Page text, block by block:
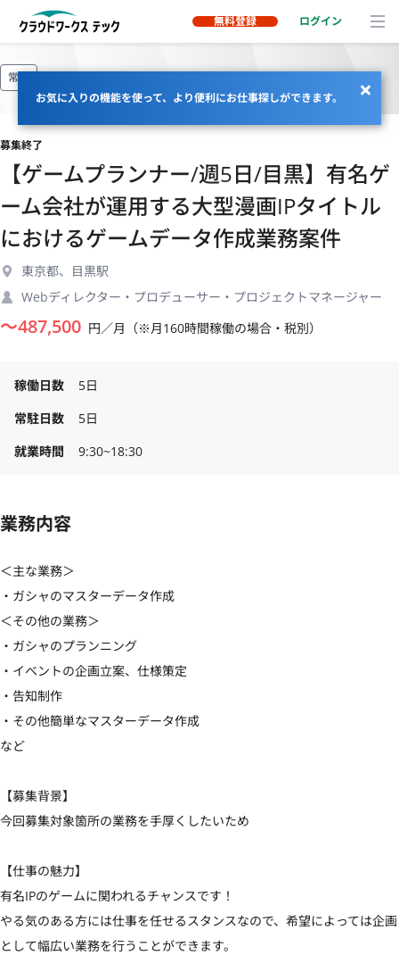
無料登録 ログイン
お気に入りの機能を使って、より便利にお仕事探しができます。
常駐
募集終了
【ゲームプランナー/週5日/目黒】有名ゲ
ーム会社が運用する大型漫画IPタイトル
におけるゲームデータ作成業務案件
東京都、目黒駅
Webディレクター・プロデューサー・プロジェクトマネージャー
〜487,500 円／月（※月160時間稼働の場合・税別）
稼働日数
5日
常駐日数
5日
就業時間
9:30~18:30
業務内容
＜主な業務＞
・ガシャのマスターデータ作成
＜その他の業務＞
・ガシャのプランニング
・イベントの企画立案、仕様策定
・告知制作
・その他簡単なマスターデータ作成
など
【募集背景】
今回募集対象箇所の業務を手厚くしたいため
【仕事の魅力】
有名IPのゲームに関われるチャンスです！
やる気のある方には仕事を任せるスタンスなので、希望によっては企画
として幅広い業務を行うことができます。